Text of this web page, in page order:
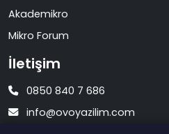
Akademikro
Mikro Forum
İletişim
0850 840 7 686
info@ovoyazilim.com